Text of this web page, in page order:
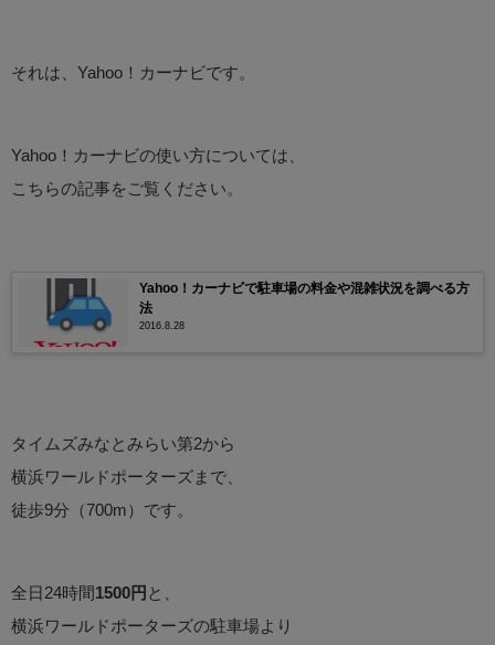
それは、Yahoo！カーナビです。
Yahoo！カーナビの使い方については、
こちらの記事をご覧ください。
Yahoo！カーナビで駐車場の料金や混雑状況を調べる方
法
2016.8.28
タイムズみなとみらい第2から
横浜ワールドポーターズまで、
徒歩9分（700m）です。
全日24時間 1500円 と、
横浜ワールドポーターズの駐車場より